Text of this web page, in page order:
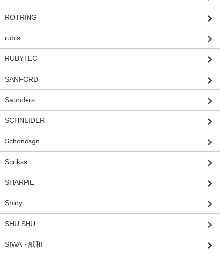
ROTRING
rubis
RUBYTEC
SANFORD
Saunders
SCHNEIDER
Schondsgn
Scrikss
SHARPIE
Shiny
SHU SHU
SIWA・紙和